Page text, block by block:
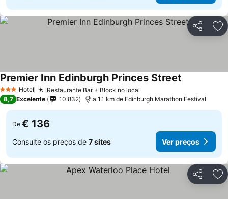
Partilhar
3 EstrelasHotel Restaurante Bar + Block no local
Premier Inn Edinburgh Princes Street
8,7 Excelente 10.832 a 1.1 km de Edinburgh Marathon Festival
De € 136
Consulte os preços de 7 sites Ver preços
Partilhar